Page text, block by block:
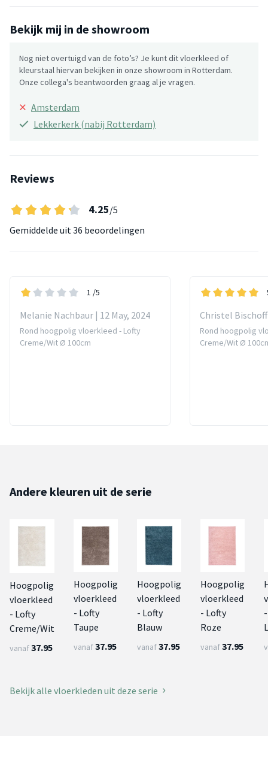
Bekijk mij in de showroom
Nog niet overtuigd van de foto’s? Je kunt dit vloerkleed of
kleurstaal hiervan bekijken in onze showroom in Rotterdam.
Onze collega's beantwoorden graag al je vragen.
× Amsterdam
Lekkerkerk (nabij Rotterdam)
Reviews
4.25/5
Gemiddelde uit 36 beoordelingen
1 /5
Melanie Nachbaur | 12 May, 2024
Rond hoogpolig vloerkleed - Lofty
Creme/Wit Ø 100cm
Christel Bischoff
Rond hoogpolig
Creme/Wit Ø
Andere kleuren uit de serie
Hoogpolig
vloerkleed
- Lofty
Creme/Wit
vanaf37.95
Hoogpolig
vloerkleed
- Lofty
Taupe
vanaf37.95
Hoogpolig
vloerkleed
- Lofty
Blauw
vanaf37.95
Hoogpolig
vloerkleed
- Lofty
Roze
vanaf37.95
Bekijk alle vloerkleden uit deze serie